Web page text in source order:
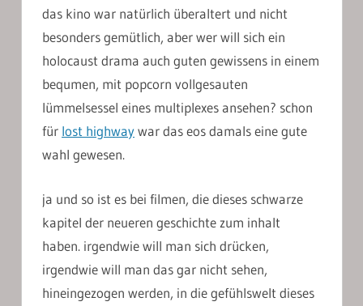
das kino war natürlich überaltert und nicht
besonders gemütlich, aber wer will sich ein
holocaust drama auch guten gewissens in einem
bequmen, mit popcorn vollgesauten
lümmelsessel eines multiplexes ansehen? schon
für lost highwaywar das eos damals eine gute
wahl gewesen.
ja und so ist es bei filmen, die dieses schwarze
kapitel der neueren geschichte zum inhalt
haben. irgendwie will man sich drücken,
irgendwie will man das gar nicht sehen,
hineingezogen werden, in die gefühlswelt dieses